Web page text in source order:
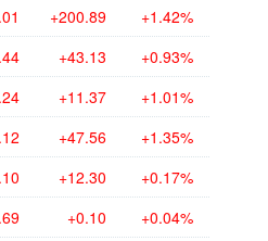
+200.89 +1.42%
+43.13 +0.93%
+11.37 +1.01%
+47.56 +1.35%
+12.30 +0.17%
+0.10 +0.04%